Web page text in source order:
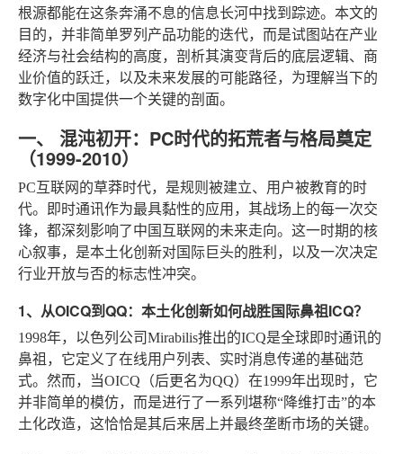
根源都能在这条奔涌不息的信息长河中找到踪迹。本文的
目的，并非简单罗列产品功能的迭代，而是试图站在产业
经济与社会结构的高度，剖析其演变背后的底层逻辑、商
业价值的跃迁，以及未来发展的可能路径，为理解当下的
数字化中国提供一个关键的剖面。
一、 混沌初开：PC时代的拓荒者与格局奠定
（1999-2010）
PC互联网的草莽时代，是规则被建立、用户被教育的时
代。即时通讯作为最具黏性的应用，其战场上的每一次交
锋，都深刻影响了中国互联网的未来走向。这一时期的核
心叙事，是本土化创新对国际巨头的胜利，以及一次决定
行业开放与否的标志性冲突。
1、从OICQ到QQ：本土化创新如何战胜国际鼻祖ICQ？
1998年，以色列公司Mirabilis推出的ICQ是全球即时通讯的
鼻祖，它定义了在线用户列表、实时消息传递的基础范
式。然而，当OICQ（后更名为QQ）在1999年出现时，它
并非简单的模仿，而是进行了一系列堪称“降维打击”的本
土化改造，这恰恰是其后来居上并最终垄断市场的关键。